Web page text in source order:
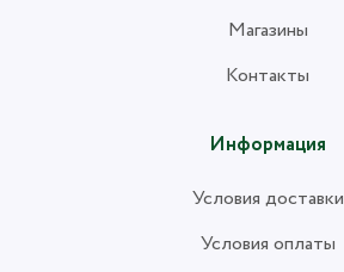
Магазины
Контакты
Информация
Условия доставки
Условия оплаты